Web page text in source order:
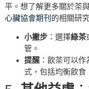
平。想了解更多關於茶
心臟協會期刊 的相關研
小撇步 ：選擇綠茶
管。
提醒 ：飲茶可以
式，包括均衡飲食